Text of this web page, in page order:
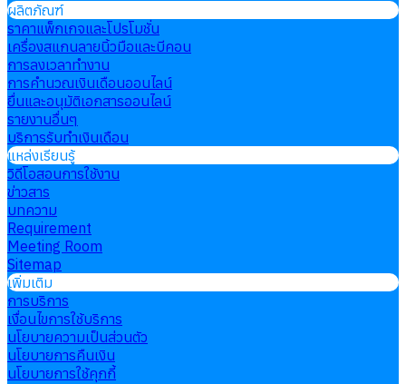
ผลิตภัณฑ์
ราคาแพ็กเกจและโปรโมชั่น
เครื่องสแกนลายนิ้วมือและบีคอน
การลงเวลาทำงาน
การคำนวณเงินเดือนออนไลน์
ยื่นและอนุมัติเอกสารออนไลน์
รายงานอื่นๆ
บริการรับทำเงินเดือน
แหล่งเรียนรู้
วิดีโอสอนการใช้งาน
ข่าวสาร
บทความ
Requirement
Meeting Room
Sitemap
เพิ่มเติม
การบริการ
เงื่อนไขการใช้บริการ
นโยบายความเป็นส่วนตัว
นโยบายการคืนเงิน
นโยบายการใช้คุกกี้